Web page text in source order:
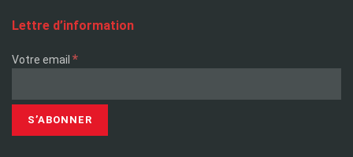
Lettre d’information
Votre email *